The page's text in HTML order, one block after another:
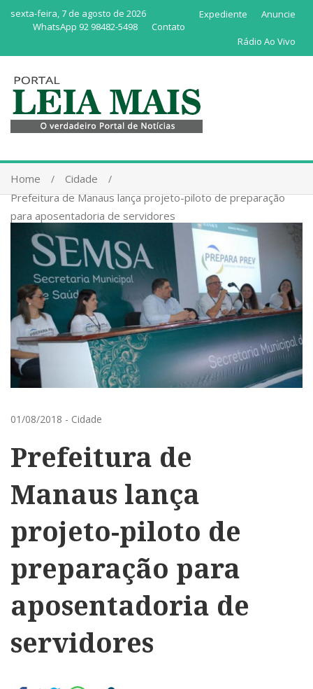
sexta-feira, 7 de agosto de 2026 Anuncie
Expediente
Contato
WhatsApp 92 98482-5498
Rádio Ao Vivo
Home
Cidade
Prefeitura de Manaus lança projeto-piloto de preparação
para aposentadoria de servidores
01/08/2018 - Cidade
Prefeitura de
Manaus lança
projeto-piloto de
preparação para
aposentadoria de
servidores